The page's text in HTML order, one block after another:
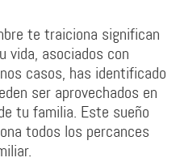
te traiciona significan
vida, asociados con
casos, has identificado
ser aprovechados en
tu familia. Este sueño
todos los percances